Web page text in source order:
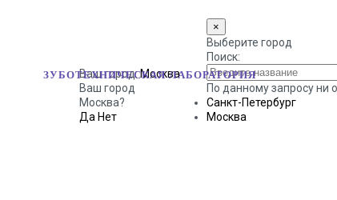
ЗУБОТЕХНИЧЕСКАЯ ЛАБОРАТОРИЯ
Ваш город:Москва
Ваш город
Москва?
Да Нет
×
Выберите город
Поиск:
По данному запросу ни
Санкт-Петербург
Москва